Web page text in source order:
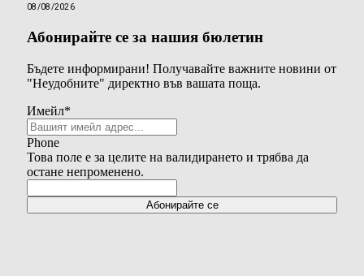
08/08/2026
Абонирайте се за нашия бюлетин
Бъдете информирани! Получавайте важните новини от
"Неудобните" директно във вашата поща.
Имейл*
Phone
Това поле е за целите на валидирането и трябва да
остане непроменено.